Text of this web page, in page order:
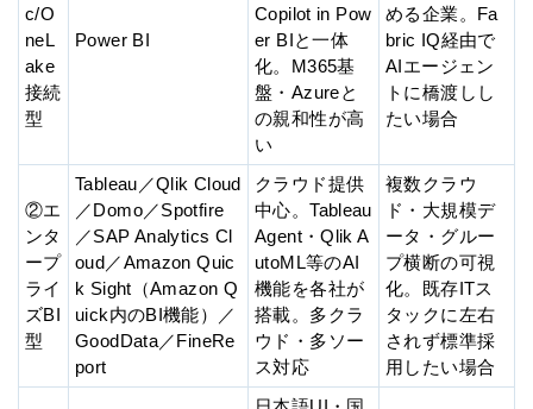
c/O
neL
ake
接続
型
Power BI
Copilot in Pow
er BIと一体
化。M365基
盤・Azureと
の親和性が高
い
める企業。Fa
bric IQ経由で
AIエージェン
トに橋渡しし
たい場合
②エ
ンタ
ープ
ライ
ズBI
型
Tableau／Qlik Cloud
／Domo／Spotfire
／SAP Analytics Cl
oud／Amazon Quic
k Sight（Amazon Q
uick内のBI機能）／
GoodData／FineRe
port
クラウド提供
中心。Tableau
Agent・Qlik A
utoML等のAI
機能を各社が
搭載。多クラ
ウド・多ソー
ス対応
複数クラウ
ド・大規模デ
ータ・グルー
プ横断の可視
化。既存ITス
タックに左右
されず標準採
用したい場合